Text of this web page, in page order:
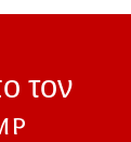
τον